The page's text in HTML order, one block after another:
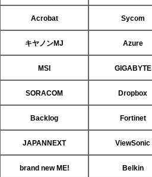
Acrobat Sycom
キヤノンMJ Azure
MSI GIGABYTE
SORACOM Dropbox
Backlog Fortinet
JAPANNEXT ViewSonic
brand new ME! Belkin